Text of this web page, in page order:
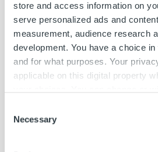
store and access information on
serve personalized ads and
measurement, audience research
development. You have a choice
and for what purposes. Your
applicable on this digital property
the Privacy trigger icon.
Find out more about how your
Selection
Necessary